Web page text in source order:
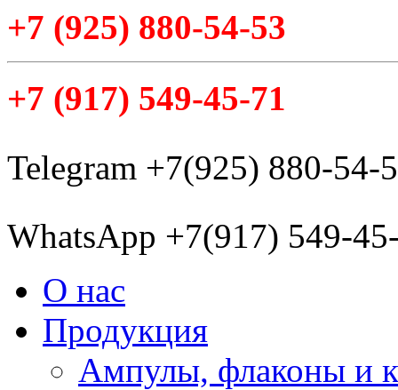
+7 (925) 880-54-53
+7 (917) 549-45-71
Telegram +7(925) 880-54-
WhatsApp +7(917) 549-
О нас
Продукция
Ампулы, флаконы и